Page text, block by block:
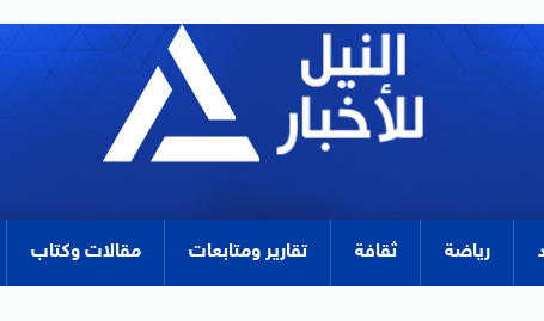
رياضة ثقافة تقارير ومتابعات مقالات وكتاب